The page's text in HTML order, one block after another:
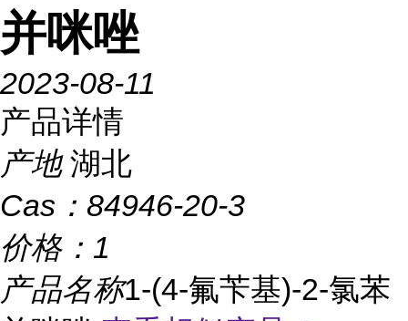
并咪唑
2023-08-11
产品详情
产地 湖北
Cas： 84946-20-3
价格： 1
产品名称1-(4-氟苄基)-2-氯苯